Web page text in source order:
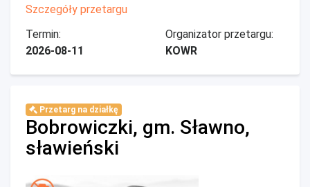
Szczegóły przetargu
Termin:
2026-08-11
Organizator przetargu:
KOWR
Przetarg na działkę
Bobrowiczki, gm. Sławno,
sławieński